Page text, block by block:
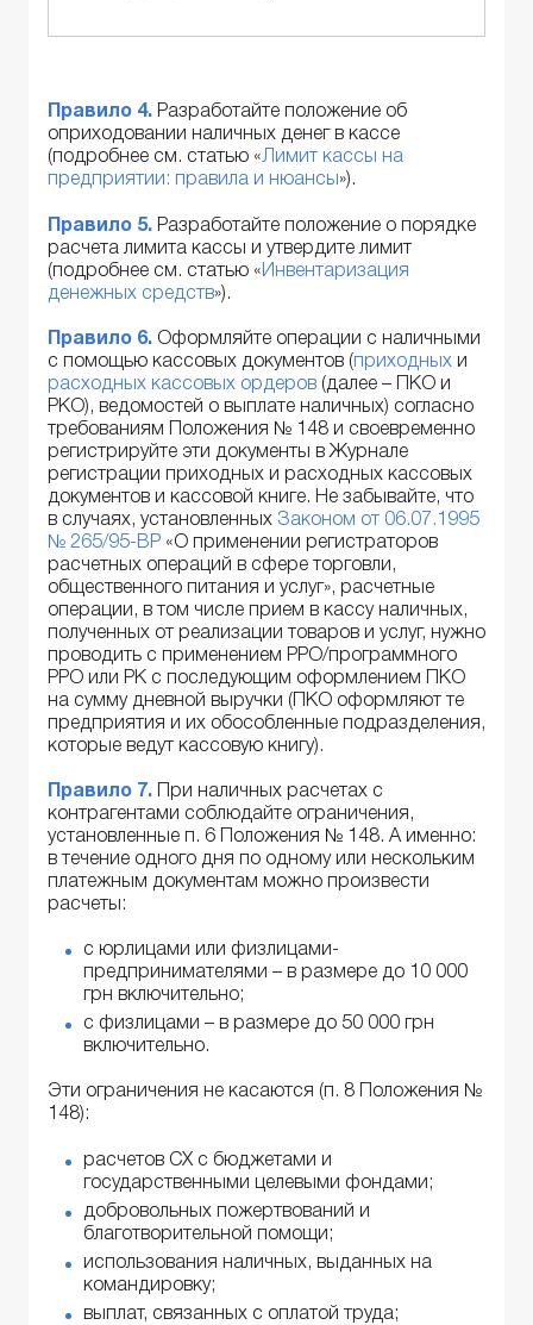
Правило 4. Разработайте положение об
оприходовании наличных денег в кассе
(подробнее см. статью «Лимит кассы на
предприятии: правила и нюансы »).
Правило 5. Разработайте положение о порядке
расчета лимита кассы и утвердите лимит
(подробнее см. статью « Инвентаризация
денежных средств»).
Правило 6. Оформляйте операции с наличными
с помощью кассовых документов (приходных и
расходных кассовых ордеров (далее – ПКО и
РКО), ведомостей о выплате наличных) согласно
требованиям Положения № 148 и своевременно
регистрируйте эти документы в Журнале
регистрации приходных и расходных кассовых
документов и кассовой книге. Не забывайте, что
в случаях, установленных Законом от 06.07.1995
№ 265/95-ВР «О применении регистраторов
расчетных операций в сфере торговли,
общественного питания и услуг», расчетные
операции, в том числе прием в кассу наличных,
полученных от реализации товаров и услуг, нужно
проводить с применением РРО/программного
РРО или РК с последующим оформлением ПКО
на сумму дневной выручки (ПКО оформляют те
предприятия и их обособленные подразделения,
которые ведут кассовую книгу).
Правило 7. При наличных расчетах с
контрагентами соблюдайте ограничения,
установленные п. 6 Положения № 148. А именно:
в течение одного дня по одному или нескольким
платежным документам можно произвести
расчеты:
с юрлицами или физлицами-
предпринимателями – в размере до 10 000
грн включительно;
с физлицами – в размере до 50 000 грн
включительно.
Эти ограничения не касаются (п. 8 Положения №
148):
расчетов СХ с бюджетами и
государственными целевыми фондами;
добровольных пожертвований и
благотворительной помощи;
использования наличных, выданных на
командировку;
выплат, связанных с оплатой труда;